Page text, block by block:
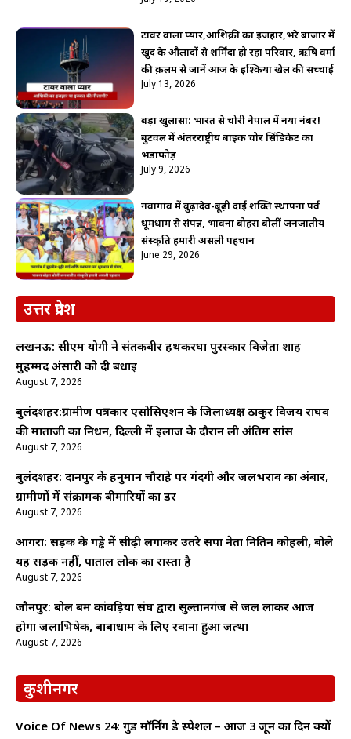
टावर वाला प्यार,आशिक़ी का इजहार,भरे बाजार में
खुद के औलादों से शर्मिंदा हो रहा परिवार, ऋषि वर्मा
की क़लम से जानें आज के इश्किया खेल की सच्चाई
July 13, 2026
बड़ा खुलासा: भारत से चोरी नेपाल में नया नंबर!
बुटवल में अंतरराष्ट्रीय बाइक चोर सिंडिकेट का
भंडाफोड़
July 9, 2026
नवागांव में बुढ़ादेव-बूढ़ी दाई शक्ति स्थापना पर्व
धूमधाम से संपन्न, भावना बोहरा बोलीं जनजातीय
संस्कृति हमारी असली पहचान
June 29, 2026
उत्तर प्रदेश
लखनऊ: सीएम योगी ने संतकबीर हथकरघा पुरस्कार विजेता शाह
मुहम्मद अंसारी को दी बधाई
August 7, 2026
बुलंदशहर:ग्रामीण पत्रकार एसोसिएशन के जिलाध्यक्ष ठाकुर विजय राघव
की माताजी का निधन, दिल्ली में इलाज के दौरान ली अंतिम सांस
August 7, 2026
बुलंदशहर: दानपुर के हनुमान चौराहे पर गंदगी और जलभराव का अंबार,
ग्रामीणों में संक्रामक बीमारियों का डर
August 7, 2026
आगरा: सड़क के गड्ढे में सीढ़ी लगाकर उतरे सपा नेता नितिन कोहली, बोले
यह सड़क नहीं, पाताल लोक का रास्ता है
August 7, 2026
जौनपुर: बोल बम कांवड़िया संघ द्वारा सुल्तानगंज से जल लाकर आज
होगा जलाभिषेक, बाबाधाम के लिए रवाना हुआ जत्था
August 7, 2026
कुशीनगर
Voice Of News 24: गुड माॅर्निंग डे स्पेशल – आज 3 जून का दिन क्यों